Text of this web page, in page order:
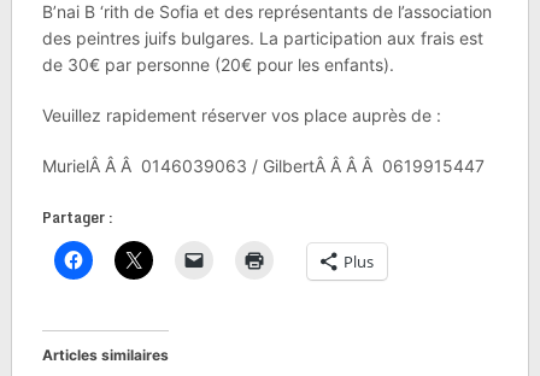
B’nai B ‘rith de Sofia et des représentants de l’association
des peintres juifs bulgares. La participation aux frais est
de 30€ par personne (20€ pour les enfants).
Veuillez rapidement réserver vos place auprès de :
MurielÂ Â Â 0146039063 / GilbertÂ Â Â Â 0619915447
Partager :
Plus
Articles similaires